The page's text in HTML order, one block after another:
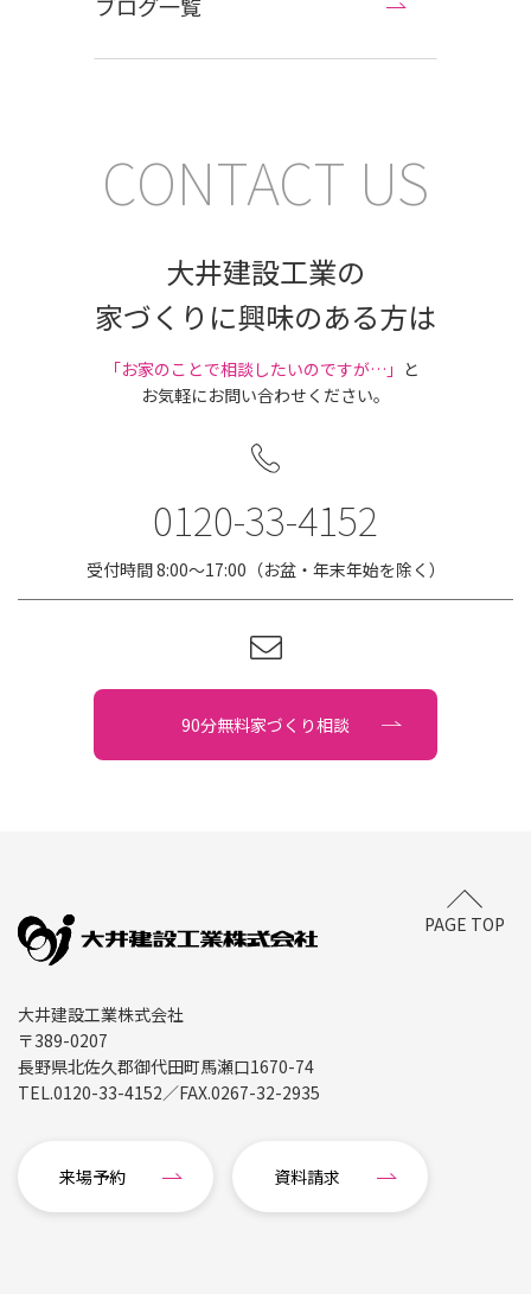
CONTACT US
大井建設工業の
家づくりに興味のある方は
｢お家のことで相談したいのですが…」 と
お気軽にお問い合わせください。
0120-33-4152
受付時間 8:00〜17:00（お盆・年末年始を除く）
90分無料家づくり相談
PAGE TOP
大井建設工業株式会社
〒389-0207
長野県北佐久郡御代田町馬瀬口1670-74
TEL.0120-33-4152／FAX.0267-32-2935
来場予約 資料請求